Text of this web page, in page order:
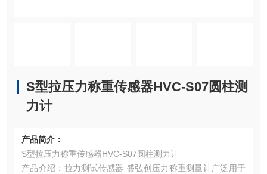
S型拉压力称重传感器HVC-S07圆柱测
力计
产品简介：
S型拉压力称重传感器HVC-S07圆柱测力计
产品介绍：拉力测试传感器 盛弘创压力称重测量计广泛用于